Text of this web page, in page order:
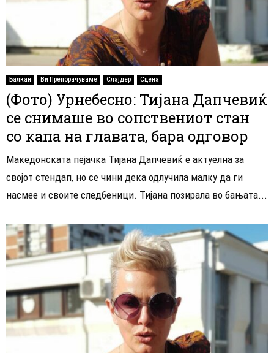
Балкан Ви Препорачуваме Слајдер Сцена
(Фото) Урнебесно: Тијана Дапчевиќ
се снимаше во сопствениот стан
со капа на главата, бара одговор
Македонската пејачка Тијана Дапчевиќ е актуелна за
својот стендап, но се чини дека одлучила малку да ги
насмее и своите следбеници. Тијана позирала во бањата...